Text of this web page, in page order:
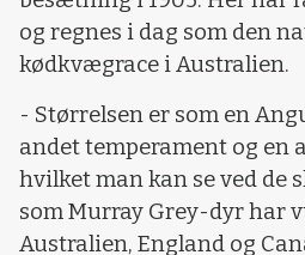
og regnes i dag som den
kødkvægrace i Australien.
- Størrelsen er som en
andet temperament og en
hvilket man kan se ved de
som Murray Grey-dyr har
Australien, England og